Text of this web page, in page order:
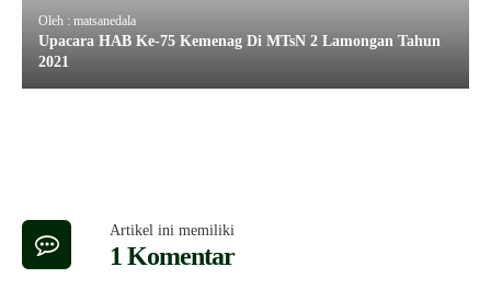
Oleh : matsanedala
Upacara HAB Ke-75 Kemenag Di MTsN 2 Lamongan Tahun
2021
Artikel ini memiliki
1 Komentar